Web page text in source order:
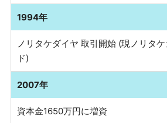
1994年
ノリタケダイヤ 取引開始 (現ノリタ
ド)
2007年
資本金1650万円に増資